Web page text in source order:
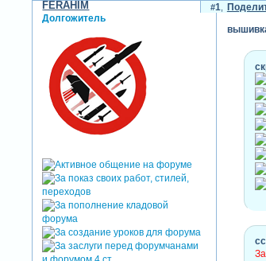
1
FERAHIM
Долгожитель